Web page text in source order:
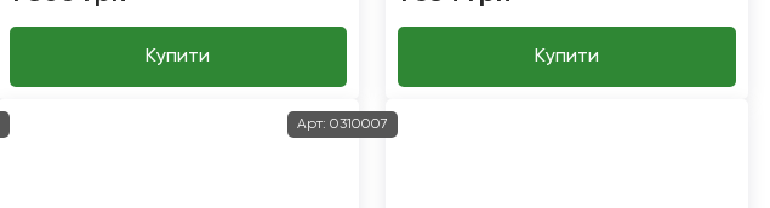
Купити Купити
Арт: 0310007